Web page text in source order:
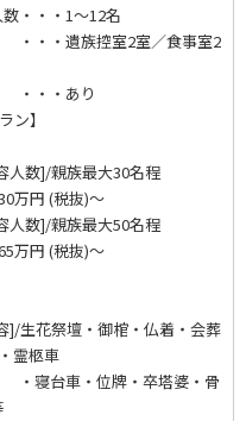
・・・1～12名
族控室2室／食事室2
・あり
ン】
数]/親族最大30名程
万円 (税抜)～
数]/親族最大50名程
万円 (税抜)～
・御棺・仏着・会葬
霊柩車
位牌・卒塔婆・骨